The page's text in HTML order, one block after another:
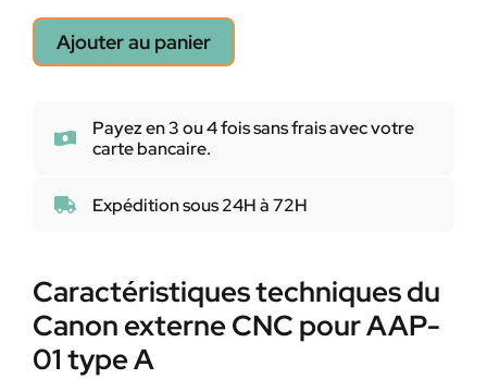
Ajouter au panier
Payez en 3 ou 4 fois sans frais avec votre
carte bancaire.
Expédition sous 24H à 72H
Caractéristiques techniques du
Canon externe CNC pour AAP-
01 type A